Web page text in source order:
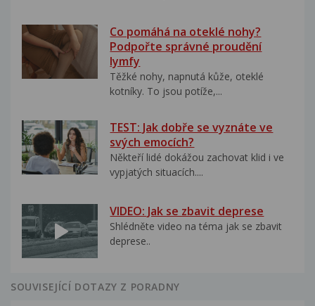
Co pomáhá na oteklé nohy?
Podpořte správné proudění
lymfy
Těžké nohy, napnutá kůže, oteklé
kotníky. To jsou potíže,...
TEST: Jak dobře se vyznáte ve
svých emocích?
Někteří lidé dokážou zachovat klid i ve
vypjatých situacích....
VIDEO: Jak se zbavit deprese
Shlédněte video na téma jak se zbavit
deprese..
SOUVISEJÍCÍ DOTAZY Z PORADNY